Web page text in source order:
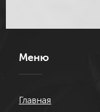
Меню
Главная